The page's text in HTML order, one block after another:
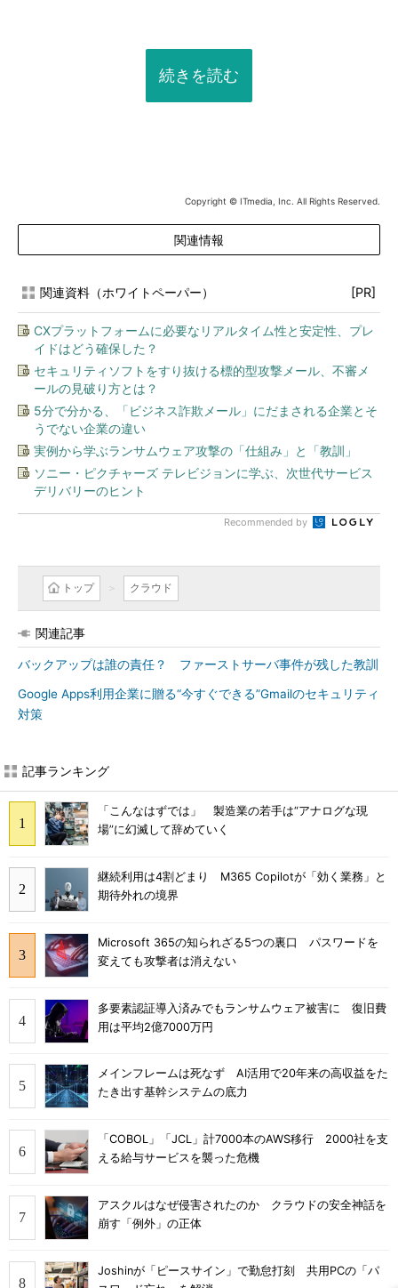
続きを読む
Copyright © ITmedia, Inc. All Rights Reserved.
関連情報
関連資料（ホワイトペーパー） [PR]
CXプラットフォームに必要なリアルタイム性と安定性、プレ
イドはどう確保した？
セキュリティソフトをすり抜ける標的型攻撃メール、不審メ
ールの見破り方とは？
5分で分かる、「ビジネス詐欺メール」にだまされる企業とそ
うでない企業の違い
実例から学ぶランサムウェア攻撃の「仕組み」と「教訓」
ソニー・ピクチャーズ テレビジョンに学ぶ、次世代サービス
デリバリーのヒント
Recommended by
トップ クラウド
関連記事
バックアップは誰の責任？ ファーストサーバ事件が残した教訓
Google Apps利用企業に贈る“今すぐできる”Gmailのセキュリティ
対策
記事ランキング
「こんなはずでは」 製造業の若手は“アナログな現
場”に幻滅して辞めていく
継続利用は4割どまり M365 Copilotが「効く業務」と
期待外れの境界
Microsoft 365の知られざる5つの裏口 パスワードを
変えても攻撃者は消えない
多要素認証導入済みでもランサムウェア被害に 復旧費
用は平均2億7000万円
メインフレームは死なず AI活用で20年来の高収益をた
たき出す基幹システムの底力
「COBOL」「JCL」計7000本のAWS移行 2000社を支
える給与サービスを襲った危機
アスクルはなぜ侵害されたのか クラウドの安全神話を
崩す「例外」の正体
Joshinが「ピースサイン」で勤怠打刻 共用PCの「パ